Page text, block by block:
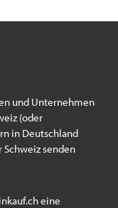
und Unternehmen
(oder
in Deutschland
Schweiz senden
eine